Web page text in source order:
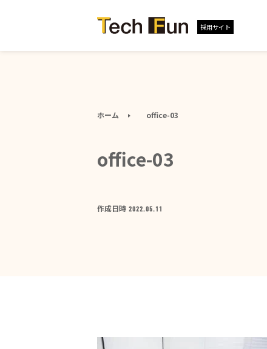
採用サイト
ホーム office-03
office-03
作成日時 2022.05.11